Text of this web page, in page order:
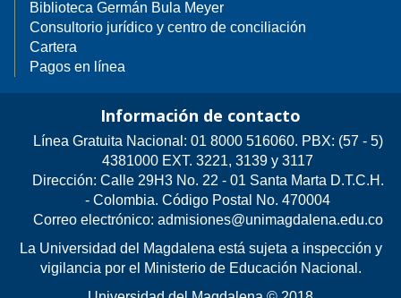
Biblioteca Germán Bula Meyer
Consultorio jurídico y centro de conciliación
Cartera
Pagos en línea
Información de contacto
Línea Gratuita Nacional: 01 8000 516060. PBX: (57 - 5)
4381000 EXT. 3221, 3139 y 3117
Dirección: Calle 29H3 No. 22 - 01 Santa Marta D.T.C.H.
- Colombia. Código Postal No. 470004
Correo electrónico: admisiones@unimagdalena.edu.co
La Universidad del Magdalena está sujeta a inspección y
vigilancia por el Ministerio de Educación Nacional.